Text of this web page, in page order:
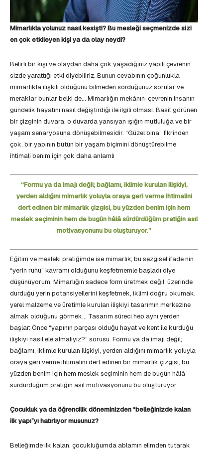
Mimarlıkla yolunuz nasıl kesişti? Bu mesleği seçmenizde sizi
en çok etkileyen kişi ya da olay neydi?
Belirli bir kişi ve olaydan daha çok yaşadığınız yapılı çevrenin
sizde yarattığı etki diyebiliriz. Bunun cevabının çoğunlukla
mimarlıkla ilişkili olduğunu bilmeden sorduğunuz sorular ve
meraklar bunlar belki de… Mimarlığın mekânın-çevrenin insanın
gündelik hayatını nasıl değiştirdiği ile ilgili olması. Basit görünen
bir çizginin duvara, o duvarda yansıyan ışığın mutluluğa ve bir
yaşam senaryosuna dönüşebilmesidir. “Güzel bina” fikrinden
çok, bir yapının bütün bir yaşam biçimini dönüştürebilme
ihtimali benim için çok daha anlamlı
‘‘Formu ya da imajı değil; bağlamı, iklimle kurulan ilişkiyi,
yerden aldığını mimarlık yoluyla oraya geri verme ihtimalini
dert edinen bir mimarlık çizgisi, bu yüzden benim için hem
meslek seçiminin hem de bugün hâlâ sürdürdüğüm pratiğin asıl
motivasyonunu bu oluşturuyor.’’
Eğitim ve mesleki pratiğimde ise mimarlık; bu sezgisel ifade nin
“yerin ruhu” kavramı olduğunu keşfetmemle başladı diye
düşünüyorum. Mimarlığın sadece form üretmek değil, üzerinde
durduğu yerin potansiyellerini keşfetmek, iklimi doğru okumak,
yerel malzeme ve üretimle kurulan ilişkiyi tasarımın merkezine
almak olduğunu görmek… Tasarım süreci hep aynı yerden
başlar: Önce “yapının parçası olduğu hayat ve kent ile kurduğu
ilişkiyi nasıl ele almalıyız?” sorusu. Formu ya da imajı değil;
bağlamı, iklimle kurulan ilişkiyi, yerden aldığını mimarlık yoluyla
oraya geri verme ihtimalini dert edinen bir mimarlık çizgisi, bu
yüzden benim için hem meslek seçiminin hem de bugün hâlâ
sürdürdüğüm pratiğin asıl motivasyonunu bu oluşturuyor.
Çocukluk ya da öğrencilik döneminizden “belleğinizde kalan
ilk yapı”yı hatırlıyor musunuz?
Belleğimde ilk kalan, çocukluğumda ablamın elimden tutarak